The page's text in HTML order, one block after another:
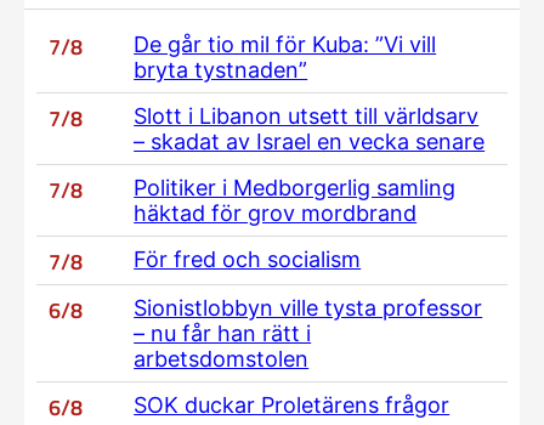
7/8
De går tio mil för Kuba: ”Vi vill
bryta tystnaden”
7/8
Slott i Libanon utsett till världsarv
– skadat av Israel en vecka senare
7/8
Politiker i Medborgerlig samling
häktad för grov mordbrand
7/8 För fred och socialism
6/8
Sionistlobbyn ville tysta professor
– nu får han rätt i
arbetsdomstolen
6/8 SOK duckar Proletärens frågor